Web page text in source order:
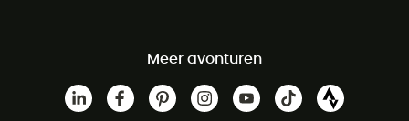
Meer avonturen